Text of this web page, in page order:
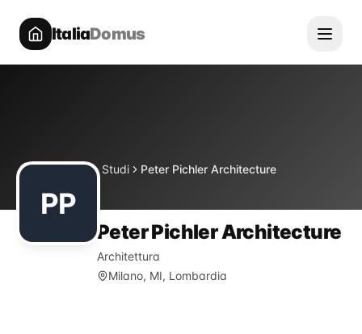
ItaliaDomus
HomeDirectory Studi Peter Pichler Architecture
PP
Peter Pichler Architecture
Architettura
Milano, MI, Lombardia